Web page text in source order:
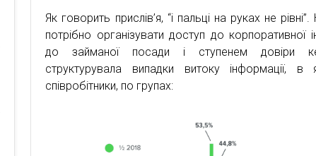
Як говорить прислів’я, “і пальці на руках не
потрібно організувати доступ до корпоративної
до займаної посади і ступенем довіри
структурувала випадки витоку інформації, в
співробітники, по групах: